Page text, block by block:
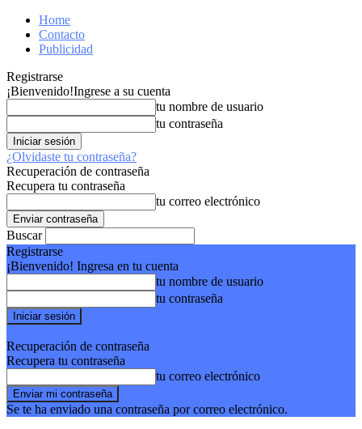
Home
Contacto
Publicidad
Registrarse
¡Bienvenido!Ingrese a su cuenta
tu nombre de usuario
tu contraseña
¿Olvidaste tu contraseña?
Recuperación de contraseña
Recupera tu contraseña
tu correo electrónico
Buscar
Registrarse
¡Bienvenido! Ingresa en tu cuenta
tu nombre de usuario
tu contraseña
Recuperación de contraseña
Recupera tu contraseña
tu correo electrónico
Se te ha enviado una contraseña por correo electrónico.